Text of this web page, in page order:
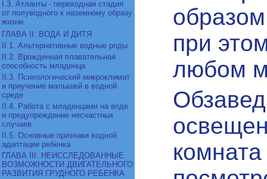
I.3. Атланты - переходная стадия
от полуводного к наземному образу
жизни
ГЛАВА II. ВОДА И ДИТЯ
II.1. Альтернативные водные роды
II.2. Врожденная плавательная
способность младенца
II.3. Психологический микроклимат
и приучение малышей в водной
среде
II.4. Работа с младенцами на воде
и предупреждение несчастных
случаев
II.5. Основные признаки водной
адаптации ребенка
ГЛАВА III. НЕИССЛЕДОВАННЫЕ
ВОЗМОЖНОСТИ ДВИГАТЕЛЬНОГО
РАЗВИТИЯ ГРУДНОГО РЕБЕНКА
при
любом